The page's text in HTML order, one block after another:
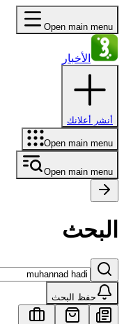
Open main menu
الأخبار
أنشر أعلانك
Open main menu
Open main menu
البحث
حفظ البحث